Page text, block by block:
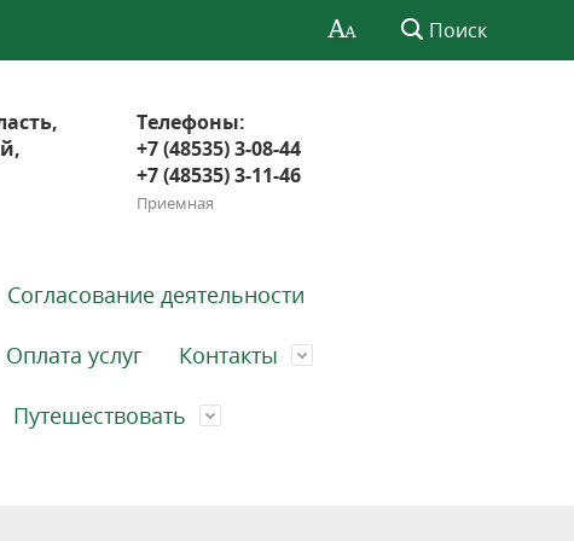
Поиск
Телефоны:
+7 (48535) 3-08-44
+7 (48535) 3-11-46
Приемная
Согласование деятельности
Оплата услуг Контакты
Путешествовать